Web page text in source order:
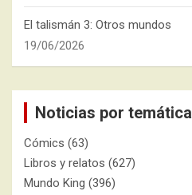
El talismán 3: Otros mundos
19/06/2026
Noticias por temática
Cómics (63)
Libros y relatos (627)
Mundo King (396)